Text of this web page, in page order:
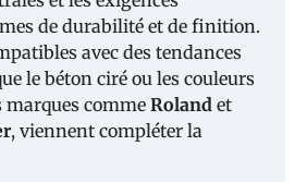
de durabilité et de finition.
avec des tendances
le béton ciré ou les couleurs
marques comme Roland et
, viennent compléter la